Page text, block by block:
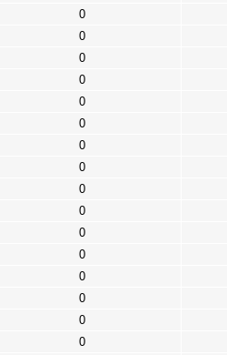
0
0
0
0
0
0
0
0
0
0
0
0
0
0
0
0